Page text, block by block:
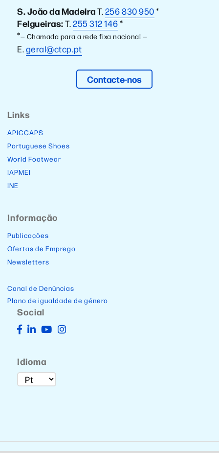
S. João da MadeiraT.256 830 950*
Felgueiras:T.255 312 146*
*— Chamada para a rede fixa nacional —
E.geral@ctcp.pt
Contacte-nos
Links
APICCAPS
Portuguese Shoes
World Footwear
IAPMEI
INE
Informação
Publicações
Ofertas de Emprego
Newsletters
Canal de Denúncias
Plano de igualdade de género
Social
Idioma